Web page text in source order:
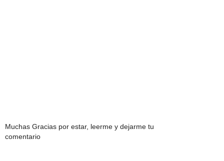
Muchas Gracias por estar, leerme y dejarme tu
comentario